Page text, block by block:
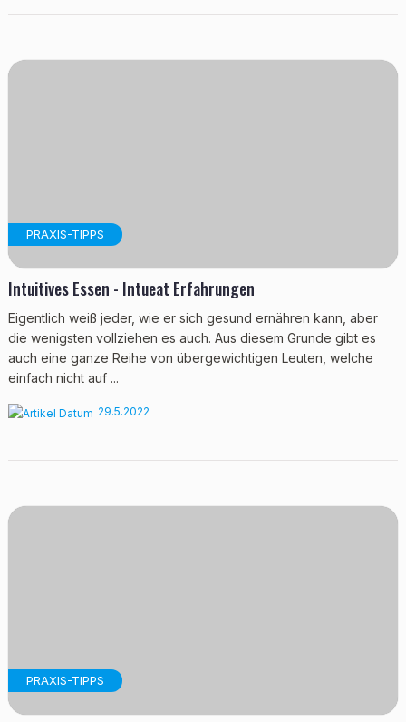
PRAXIS-TIPPS
Intuitives Essen - Intueat Erfahrungen
Eigentlich weiß jeder, wie er sich gesund ernähren kann, aber
die wenigsten vollziehen es auch. Aus diesem Grunde gibt es
auch eine ganze Reihe von übergewichtigen Leuten, welche
einfach nicht auf ...
29.5.2022
PRAXIS-TIPPS